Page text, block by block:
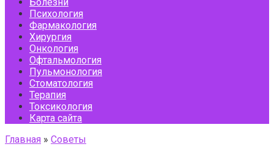
Психология
Фармакология
Хирургия
Онкология
Офтальмология
Пульмонология
Стоматология
Терапия
Токсикология
Карта сайта
Главная » Советы